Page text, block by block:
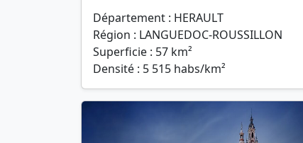
Département : HERAULT
Région : LANGUEDOC-ROUSSILLON
Superficie : 57 km²
Densité : 5 515 habs/km²